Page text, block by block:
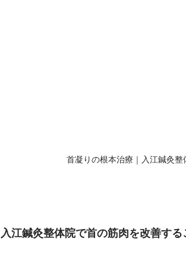
首凝りの根本治療｜入江鍼灸
入江鍼灸整体院で首の筋肉を改善す